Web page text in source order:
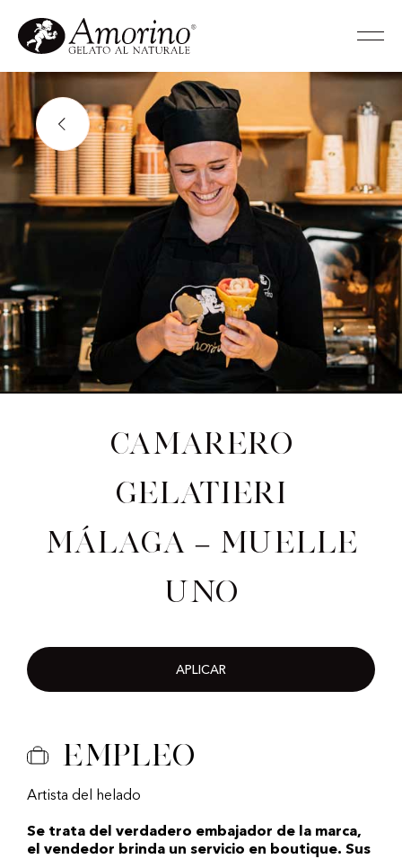
Camarero
gelatieri
Málaga – Muelle
Uno
APLICAR
Empleo
Artista del helado
Se trata del verdadero embajador de la marca,
el vendedor brinda un servicio en boutique. Sus